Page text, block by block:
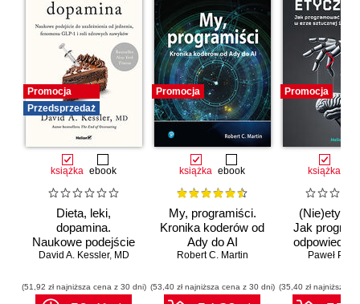
Promocja
Przedsprzedaż
książka ebook
Dieta, leki,
dopamina.
Naukowe podejście
do uzależnienia od
GLP-1 i roli
zdrowych nawyków
David A. Kessler, MD
(51,92 zł najniższa cena z 30 dni)
Promocja
książka ebook
My, programiści.
Kronika koderów od
Ady do AI
Robert C. Martin
(53,40 zł najniższa cena z 30 dni)
Promocja
książka
Jak
erze
Paweł
(35,40 zł najniższa